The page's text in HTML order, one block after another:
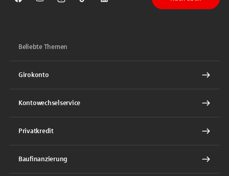
Sparkasse auf Facebook
Sparkasse auf Youtube
Sparkasse auf Instagram
Sparkasse auf TikTok
Sparkasse auf LinkedIn
Beliebte Themen
Girokonto
Kontowechselservice
Privatkredit
Baufinanzierung